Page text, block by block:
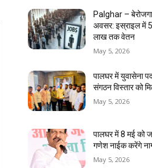
Palghar –
अवसर: इस्राइल में
लाख तक वेतन
May 5, 2026
पालघर में युवासेना
संगठन विस्तार को
May 5, 2026
पालघर में 8 मई को
गणेश नाईक करेंगे
May 5, 2026